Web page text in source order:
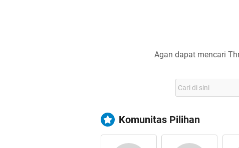
Agan dapat mencari
Komunitas Pilihan